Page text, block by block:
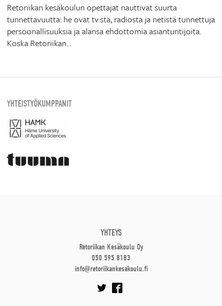
Retoriikan kesäkoulun opettajat nauttivat suurta
tunnettavuutta: he ovat tv:stä, radiosta ja netistä tunnettuja
persoonallisuuksia ja alansa ehdottomia asiantuntijoita.
Koska Retoriikan…
YHTEISTYÖKUMPPANIT
YHTEYS
Retoriikan Kesäkoulu Oy
050 595 8183
info@retoriikankesakoulu.fi